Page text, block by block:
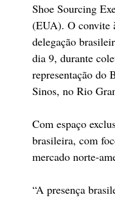
Shoe Sourcing
(EUA). O convite
delegação
dia 9, durante
representação do
Sinos, no Rio
Com espaço
brasileira, com
mercado norte-
“A presença